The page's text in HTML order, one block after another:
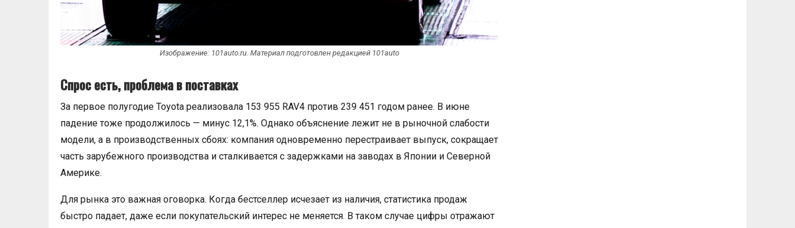
Изображение: 101auto.ru. Материал подготовлен редакцией 101auto
Спрос есть, проблема в поставках
За первое полугодие Toyota реализовала 153 955 RAV4 против 239 451 годом ранее. В июне
падение тоже продолжилось — минус 12,1%. Однако объяснение лежит не в рыночной слабости
модели, а в производственных сбоях: компания одновременно перестраивает выпуск, сокращает
часть зарубежного производства и сталкивается с задержками на заводах в Японии и Северной
Америке.
Для рынка это важная оговорка. Когда бестселлер исчезает из наличия, статистика продаж
быстро падает, даже если покупательский интерес не меняется. В таком случае цифры отражают